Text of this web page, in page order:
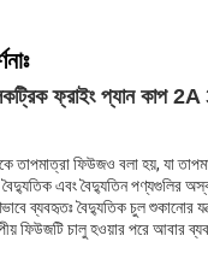
ফ্রাইং প্যান কাপ
তাপমাত্রা ফিউজও বলা হয়, যা
এবং বৈদ্যুতিন পণ্যগুলির
ব্যবহৃতঃ বৈদ্যুতিক চুল শুকানোর
ফিউজটি চালু হওয়ার পরে আবার